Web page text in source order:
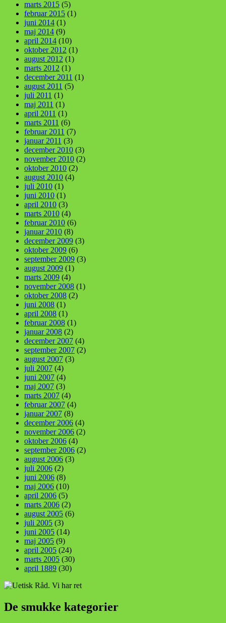
marts 2015 (5)
februar 2015 (1)
juni 2014 (1)
maj 2014 (9)
april 2014 (10)
oktober 2012 (1)
august 2012 (1)
marts 2012 (1)
december 2011 (1)
august 2011 (5)
juli 2011 (1)
maj 2011 (1)
april 2011 (1)
marts 2011 (6)
februar 2011 (7)
januar 2011 (3)
december 2010 (3)
november 2010 (2)
oktober 2010 (2)
august 2010 (4)
juli 2010 (1)
juni 2010 (1)
april 2010 (3)
marts 2010 (4)
februar 2010 (6)
januar 2010 (8)
december 2009 (3)
oktober 2009 (6)
september 2009 (3)
august 2009 (1)
marts 2009 (4)
november 2008 (1)
oktober 2008 (2)
juni 2008 (1)
april 2008 (1)
februar 2008 (1)
januar 2008 (2)
december 2007 (4)
september 2007 (2)
august 2007 (3)
juli 2007 (4)
juni 2007 (4)
maj 2007 (3)
marts 2007 (4)
februar 2007 (4)
januar 2007 (8)
december 2006 (4)
november 2006 (2)
oktober 2006 (4)
september 2006 (2)
august 2006 (3)
juli 2006 (2)
juni 2006 (8)
maj 2006 (10)
april 2006 (5)
marts 2006 (2)
august 2005 (6)
juli 2005 (3)
juni 2005 (14)
maj 2005 (9)
april 2005 (24)
marts 2005 (30)
april 1889 (30)
De smukke kategorier